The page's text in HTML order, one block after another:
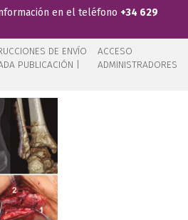
en el teléfono +34 629
DE ENVÍO
PUBLICACIÓN |
ACCESO
ADMINISTRADORES